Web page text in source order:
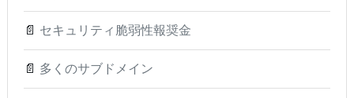
📄 セキュリティ脆弱性報奨金
📄 多くのサブドメイン